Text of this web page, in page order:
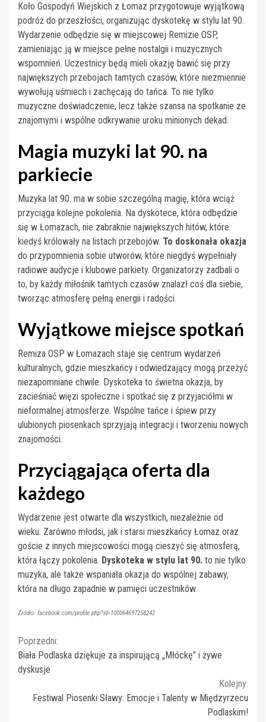
Koło Gospodyń Wiejskich z Łomaz przygotowuje wyjątkową
podróż do przeszłości, organizując dyskotekę w stylu lat 90.
Wydarzenie odbędzie się w miejscowej Remizie OSP,
zamieniając ją w miejsce pełne nostalgii i muzycznych
wspomnień. Uczestnicy będą mieli okazję bawić się przy
największych przebojach tamtych czasów, które niezmiennie
wywołują uśmiech i zachęcają do tańca. To nie tylko
muzyczne doświadczenie, lecz także szansa na spotkanie ze
znajomymi i wspólne odkrywanie uroku minionych dekad.
Magia muzyki lat 90. na
parkiecie
Muzyka lat 90. ma w sobie szczególną magię, która wciąż
przyciąga kolejne pokolenia. Na dyskotece, która odbędzie
się w Łomazach, nie zabraknie największych hitów, które
kiedyś królowały na listach przebojów. To doskonała okazja
do przypomnienia sobie utworów, które niegdyś wypełniały
radiowe audycje i klubowe parkiety. Organizatorzy zadbali o
to, by każdy miłośnik tamtych czasów znalazł coś dla siebie,
tworząc atmosferę pełną energii i radości.
Wyjątkowe miejsce spotkań
Remiza OSP w Łomazach staje się centrum wydarzeń
kulturalnych, gdzie mieszkańcy i odwiedzający mogą przeżyć
niezapomniane chwile. Dyskoteka to świetna okazja, by
zacieśniać więzi społeczne i spotkać się z przyjaciółmi w
nieformalnej atmosferze. Wspólne tańce i śpiew przy
ulubionych piosenkach sprzyjają integracji i tworzeniu nowych
znajomości.
Przyciągająca oferta dla
każdego
Wydarzenie jest otwarte dla wszystkich, niezależnie od
wieku. Zarówno młodsi, jak i starsi mieszkańcy Łomaz oraz
goście z innych miejscowości mogą cieszyć się atmosferą,
która łączy pokolenia. Dyskoteka w stylu lat 90. to nie tylko
muzyka, ale także wspaniała okazja do wspólnej zabawy,
która na długo zapadnie w pamięci uczestników.
Źródło: facebook.com/profile.php?id=100064697258242
Continue
Reading
Poprzedni:
Biała Podlaska dziękuje za inspirującą „Młóckę” i żywe
dyskusje
Kolejny:
Festiwal Piosenki Sławy: Emocje i Talenty w Międzyrzecu
Podlaskim!